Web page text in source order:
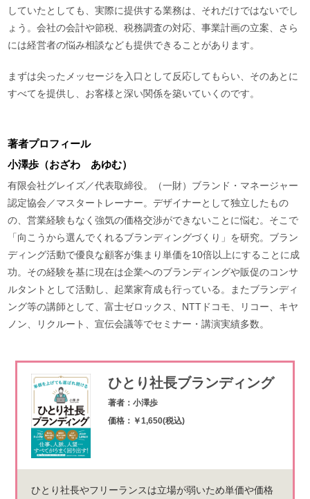
していたとしても、実際に提供する業務は、それだけではないでし
ょう。会社の会計や節税、税務調査の対応、事業計画の立案、さら
には経営者の悩み相談なども提供できることがあります。
まずは尖ったメッセージを入口として反応してもらい、そのあとに
すべてを提供し、お客様と深い関係を築いていくのです。
著者プロフィール
小澤歩（おざわ あゆむ）
有限会社グレイズ／代表取締役。（一財）ブランド・マネージャー
認定協会／マスタートレーナー。デザイナーとして独立したもの
の、営業経験もなく強気の価格交渉ができないことに悩む。そこで
「向こうから選んでくれるブランディングづくり」を研究。ブラン
ディング活動で優良な顧客が集まり単価を10倍以上にすることに成
功。その経験を基に現在は企業へのブランディングや販促のコンサ
ルタントとして活動し、起業家育成も行っている。またブランディ
ング等の講師として、富士ゼロックス、NTTドコモ、リコー、キヤ
ノン、リクルート、宣伝会議等でセミナー・講演実績多数。
ひとり社長ブランディング
著者：小澤歩
価格：￥1,650(税込)
ひとり社長やフリーランスは立場が弱いため単価や価格